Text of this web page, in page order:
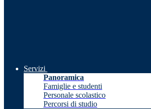
Servizi
Panoramica
Famiglie e studenti
Personale scolastico
Percorsi di studio